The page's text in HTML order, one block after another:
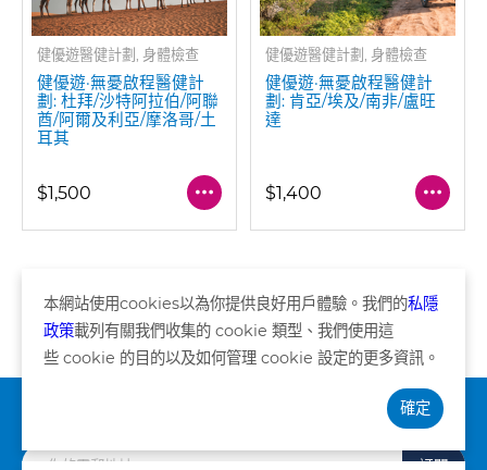
健優遊醫健計劃, 身體檢查
健優遊·無憂啟程醫健計
劃: 杜拜/沙特阿拉伯/阿聯
酋/阿爾及利亞/摩洛哥/土
耳其
$1,500
健優遊醫健計劃, 身體檢查
健優遊·無憂啟程醫健計
劃: 肯亞/埃及/南非/盧旺
達
$1,400
頁 共4頁
訂閱
本網站使用cookies以為你提供良好用戶體驗。我們的私隱
政策載列有關我們收集的 cookie 類型、我們使用這
些 cookie 的目的以及如何管理 cookie 設定的更多資訊。
確定